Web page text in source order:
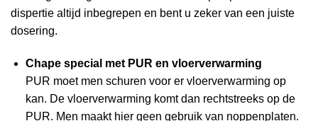
dispertie altijd inbegrepen en bent u zeker van een juiste
dosering.
Chape special met PUR en vloerverwarming
PUR moet men schuren voor er vloerverwarming op
kan. De vloerverwarming komt dan rechtstreeks op de
PUR. Men maakt hier geen gebruik van noppenplaten.